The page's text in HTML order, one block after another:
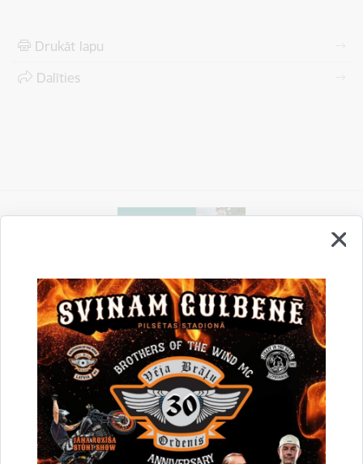
Drukāt lapu
Dalīties
Vai šī informācija bija noderīga?
Sniegt atsauksmi